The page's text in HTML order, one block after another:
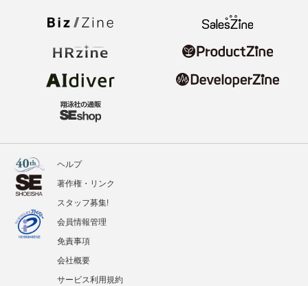
ヘルプ
著作権・リンク
スタッフ募集!
会員情報管理
免責事項
会社概要
サービス利用規約